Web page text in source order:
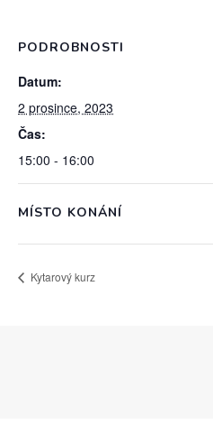
PODROBNOSTI
Datum:
2 prosince, 2023
Čas:
15:00 - 16:00
MÍSTO KONÁNÍ
Kytarový kurz